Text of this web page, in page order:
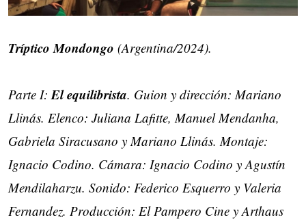
Tríptico Mondongo (Argentina/2024).
Parte I:El equilibrista. Guion y dirección: Mariano
Llinás. Elenco: Juliana Lafitte, Manuel Mendanha,
Gabriela Siracusano y Mariano Llinás. Montaje:
Ignacio Codino. Cámara: Ignacio Codino y Agustín
Mendilaharzu. Sonido: Federico Esquerro y Valeria
Fernandez. Producción: El Pampero Cine y Arthaus